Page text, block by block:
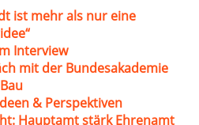
ist mehr als nur eine
Interview
mit der Bundesakademie
& Perspektiven
Hauptamt stärk Ehrenamt